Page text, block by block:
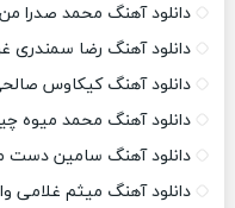
دانلود آهنگ محمد صدرا
دانلود آهنگ رضا سمندری
دانلود آهنگ کیکاوس
دانلود آهنگ محمد میوه
دانلود آهنگ سامین دست
دانلود آهنگ میثم غلامی